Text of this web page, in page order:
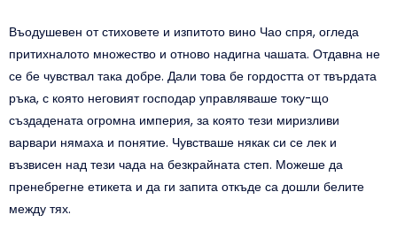
Въодушевен от стиховете и изпитото вино Чао спря, огледа
притихналото множество и отново надигна чашата. Отдавна не
се бе чувствал така добре. Дали това бе гордостта от твърдата
ръка, с която неговият господар управляваше току-що
създадената огромна империя, за която тези миризливи
варвари нямаха и понятие. Чувстваше някак си се лек и
възвисен над тези чада на безкрайната степ. Можеше да
пренебрегне етикета и да ги запита откъде са дошли белите
между тях.